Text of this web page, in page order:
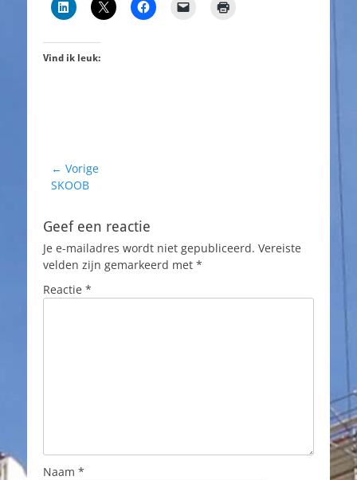
Vind ik leuk:
Bericht
navigatie
← Vorige
Vorig
SKOOB
Geef een reactie
Je e-mailadres wordt niet gepubliceerd. Vereiste
velden zijn gemarkeerd met *
Reactie *
Naam *